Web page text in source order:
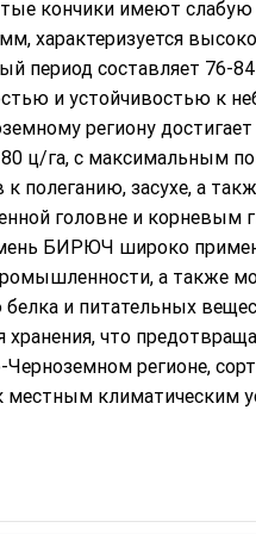
кончики имеют
характеризуется
период составляет 76-
и устойчивостью к
региону
ц/га, с максимальным
полеганию, засухе, а
головне и корневым
БИРЮЧ широко
а также
и питательных
что
регионе,
местным климатическим